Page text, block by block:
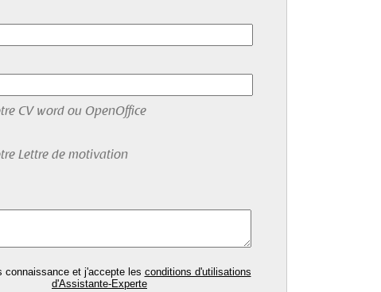
CV word ou OpenOffice
Lettre de motivation
connaissance et j'accepte les conditions d'utilisations
d'Assistante-Experte